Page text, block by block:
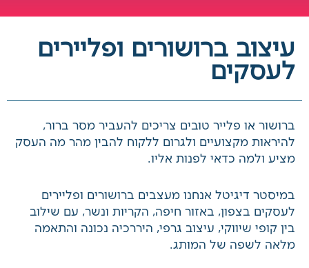
עיצוב ברושורים ופליירים
לעסקים
ברושור או פלייר טובים צריכים להעביר מסר ברור,
להיראות מקצועיים ולגרום ללקוח להבין מהר מה
העסק מציע ולמה כדאי לפנות אליו.
במיסטר דיגיטל אנחנו מעצבים ברושורים ופליירים
לעסקים בצפון, באזור חיפה, הקריות ונשר, עם שילוב
בין קופי שיווקי, עיצוב גרפי, היררכיה נכונה והתאמה
מלאה לשפה של המותג.